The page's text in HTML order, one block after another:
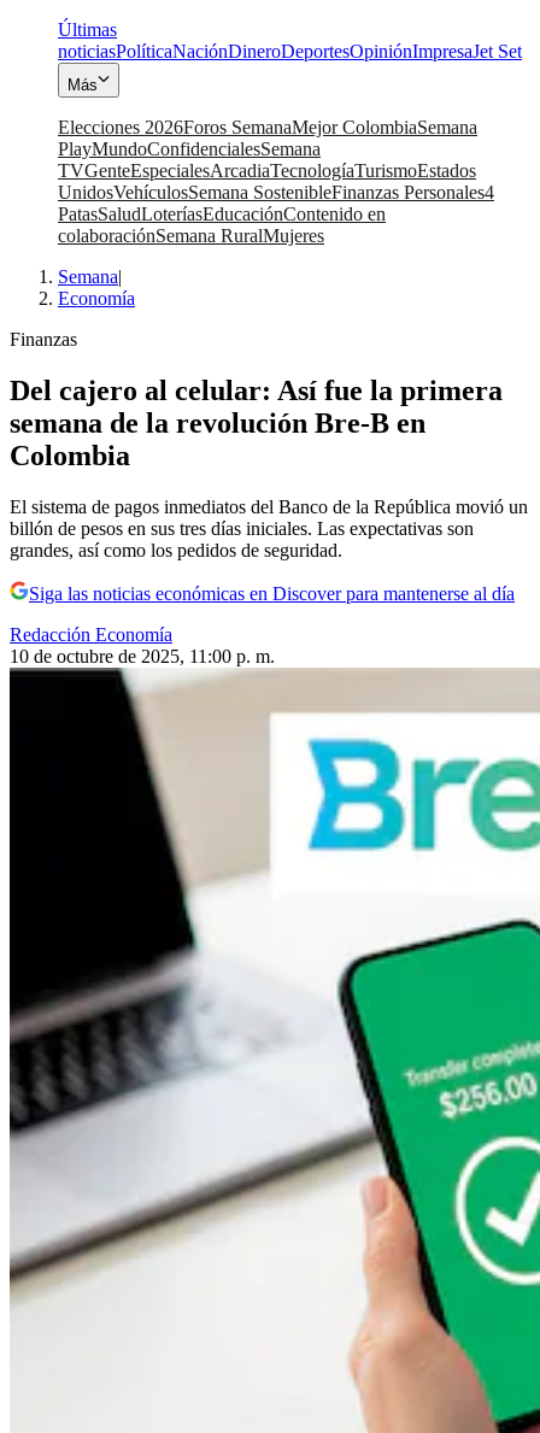
Últimas
noticiasPolíticaNaciónDineroDeportesOpiniónImpresaJet Set
Más
Elecciones 2026Foros SemanaMejor ColombiaSemana
PlayMundoConfidencialesSemana
TVGenteEspecialesArcadiaTecnologíaTurismoEstados
UnidosVehículosSemana SostenibleFinanzas Personales4
PatasSaludLoteríasEducaciónContenido en
colaboraciónSemana RuralMujeres
Semana|
Economía
Finanzas
Del cajero al celular: Así fue la primera
semana de la revolución Bre-B en
Colombia
El sistema de pagos inmediatos del Banco de la República movió un
billón de pesos en sus tres días iniciales. Las expectativas son
grandes, así como los pedidos de seguridad.
Siga las noticias económicas en Discover para mantenerse al día
Redacción Economía
10 de octubre de 2025, 11:00 p. m.